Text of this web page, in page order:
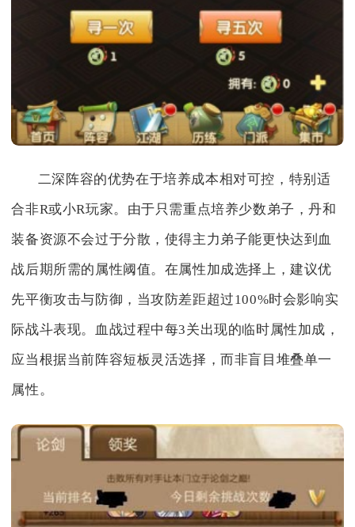
二深阵容的优势在于培养成本相对可控，特别适
合非R或小R玩家。由于只需重点培养少数弟子，丹和
装备资源不会过于分散，使得主力弟子能更快达到血
战后期所需的属性阈值。在属性加成选择上，建议优
先平衡攻击与防御，当攻防差距超过100%时会影响实
际战斗表现。血战过程中每3关出现的临时属性加成，
应当根据当前阵容短板灵活选择，而非盲目堆叠单一
属性。